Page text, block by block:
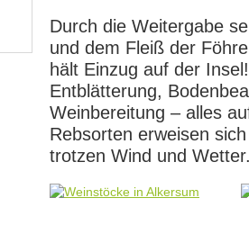
Durch die Weitergabe
und dem Fleiß der
hält Einzug auf der
Entblätterung,
Weinbereitung – alles
Rebsorten erweisen
trotzen Wind und